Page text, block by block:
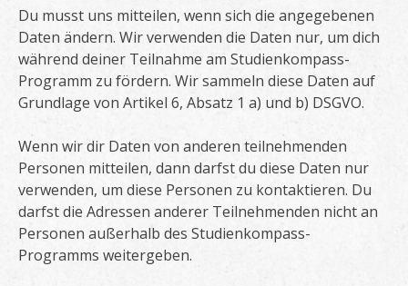
Du musst uns mitteilen, wenn sich die angegebenen
Daten ändern. Wir verwenden die Daten nur, um dich
während deiner Teilnahme am Studienkompass-
Programm zu fördern. Wir sammeln diese Daten auf
Grundlage von Artikel 6, Absatz 1 a) und b) DSGVO.
Wenn wir dir Daten von anderen teilnehmenden
Personen mitteilen, dann darfst du diese Daten nur
verwenden, um diese Personen zu kontaktieren. Du
darfst die Adressen anderer Teilnehmenden nicht an
Personen außerhalb des Studienkompass-
Programms weitergeben.